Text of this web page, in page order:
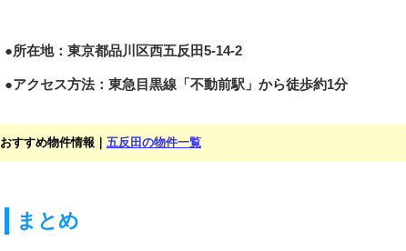
●所在地：東京都品川区西五反田5-14-2
●アクセス方法：東急目黒線「不動前駅」から徒歩約1分
おすすめ物件情報｜ 五反田の物件一覧
まとめ